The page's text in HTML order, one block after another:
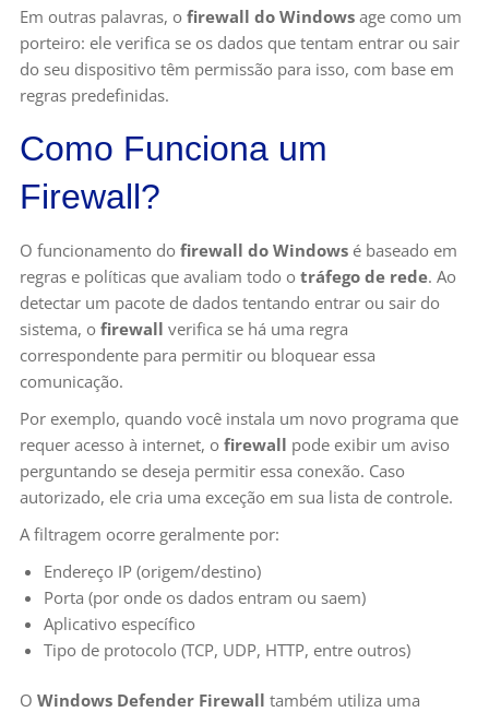
Em outras palavras, o firewall do Windowsage como um
porteiro: ele verifica se os dados que tentam entrar ou sair
do seu dispositivo têm permissão para isso, com base em
regras predefinidas.
Como Funciona um
Firewall?
O funcionamento do firewall do Windowsé baseado em
regras e políticas que avaliam todo o tráfego de rede. Ao
detectar um pacote de dados tentando entrar ou sair do
sistema, o firewall verifica se há uma regra
correspondente para permitir ou bloquear essa
comunicação.
Por exemplo, quando você instala um novo programa que
requer acesso à internet, o firewall pode exibir um aviso
perguntando se deseja permitir essa conexão. Caso
autorizado, ele cria uma exceção em sua lista de controle.
A filtragem ocorre geralmente por:
Endereço IP (origem/destino)
Porta (por onde os dados entram ou saem)
Aplicativo específico
Tipo de protocolo (TCP, UDP, HTTP, entre outros)
O Windows Defender Firewall também utiliza uma